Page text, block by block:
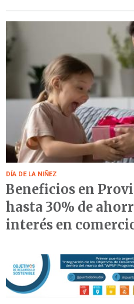
DÍA DE LA NIÑEZ
Beneficios en
hasta 30% de
interés en